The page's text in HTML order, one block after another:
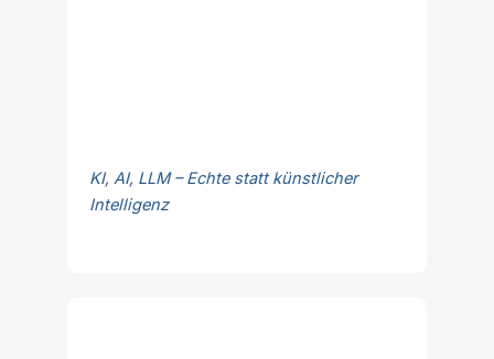
KI, AI, LLM – Echte statt künstlicher
Intelligenz